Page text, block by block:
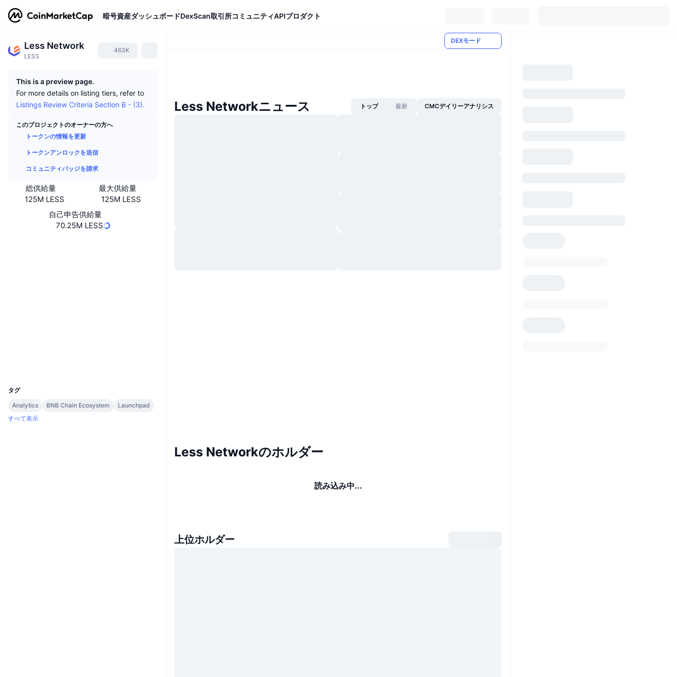
暗号資産ダッシュボードDexScan取引所コミュニティAPIプロダクト
Less Network
LESS
463K
This is a preview page.
For more details on listing tiers, refer to
Listings Review Criteria Section B - (3).
このプロジェクトのオーナーの方へ
トークンの情報を更新
トークンアンロックを送信
コミュニティバッジを請求
総供給量
125M LESS
最大供給量
125M LESS
自己申告供給量
70.25M LESS
タグ
Analytics
BNB Chain Ecosystem
Launchpad
すべて表示
DEXモード
Less Networkニュース トップ 最新 CMCデイリーアナリシス
Less Networkのホルダー
読み込み中...
上位ホルダー